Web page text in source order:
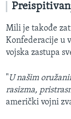
Mili je takođe
Konfederacije u
vojska zastupa
"U našim
rasizma,
američki vojni